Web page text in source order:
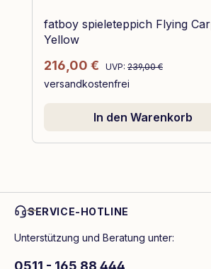
fatboy spieleteppich Flying
Yellow
Verkaufspreis:
216,00 € Regulärer Preis:
UVP: 239,00 €
versandkostenfrei
In den Warenkorb
SERVICE-HOTLINE
Unterstützung und Beratung unter: